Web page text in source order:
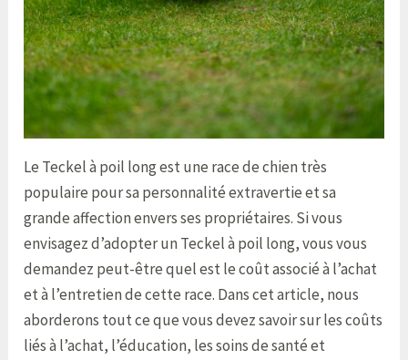
Le Teckel à poil long est une race de chien très
populaire pour sa personnalité extravertie et sa
grande affection envers ses propriétaires. Si vous
envisagez d’adopter un Teckel à poil long, vous vous
demandez peut-être quel est le coût associé à l’achat
et à l’entretien de cette race. Dans cet article, nous
aborderons tout ce que vous devez savoir sur les coûts
liés à l’achat, l’éducation, les soins de santé et